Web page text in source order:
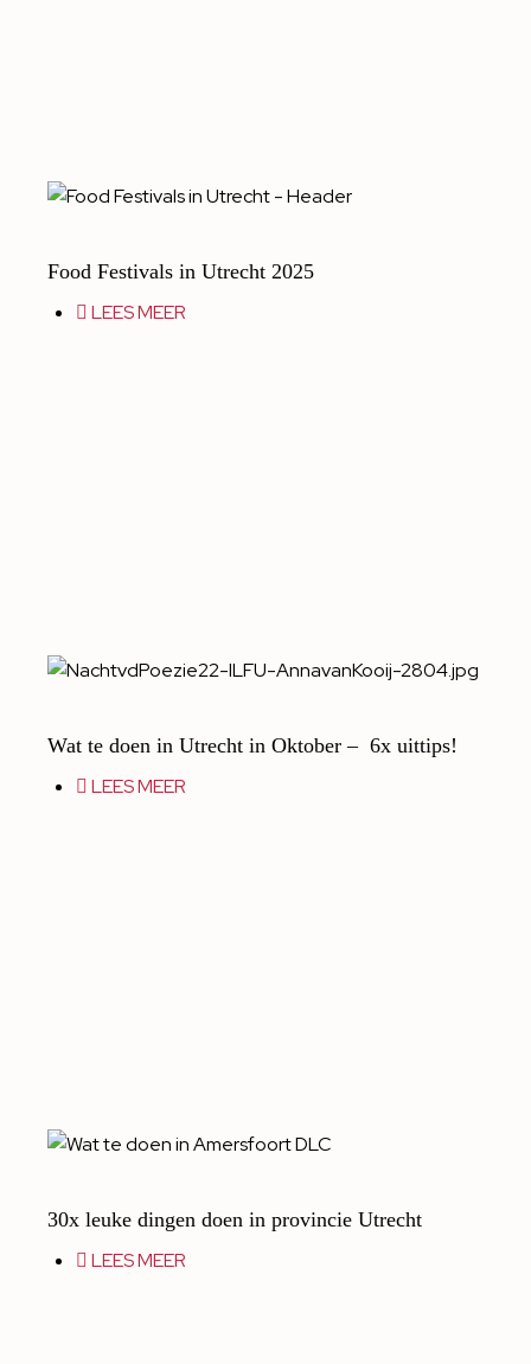
Food Festivals in Utrecht 2025
LEES MEER
Wat te doen in Utrecht in Oktober – 6x uittips!
LEES MEER
30x leuke dingen doen in provincie Utrecht
LEES MEER